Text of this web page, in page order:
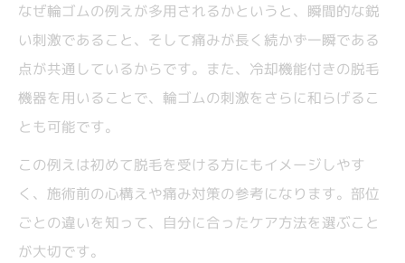
なぜ輪ゴムの例えが多用されるかというと、瞬間的な鋭
い刺激であること、そして痛みが長く続かず一瞬である
点が共通しているからです。また、冷却機能付きの脱毛
機器を用いることで、輪ゴムの刺激をさらに和らげるこ
とも可能です。
この例えは初めて脱毛を受ける方にもイメージしやす
く、施術前の心構えや痛み対策の参考になります。部位
ごとの違いを知って、自分に合ったケア方法を選ぶこと
が大切です。